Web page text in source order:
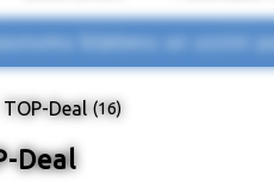
biļetenu un uzzini
TOP-Deal (16)
Deal